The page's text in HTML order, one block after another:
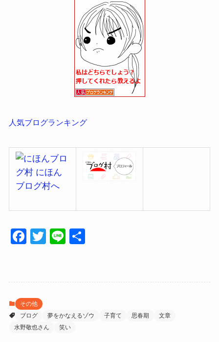
人気ブログランキング
F
e
b
o
o
T
er
Li
その他
ブログ
夢をかなえるゾウ 子育て 思春期
文章
水野敬也さん
笑い